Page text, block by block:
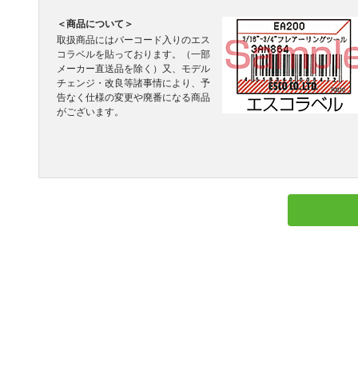
＜商品について＞
取扱商品にはバーコード入りのエス
コラベルを貼っております。（一部
メーカー直送品を除く）又、モデル
チェンジ・改良等諸事情により、予
告なく仕様の変更や廃番になる商品
がございます。